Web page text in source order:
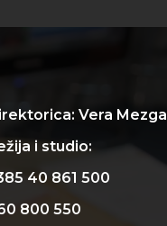
Vera Mezga
i studio:
40 861 500
800 550